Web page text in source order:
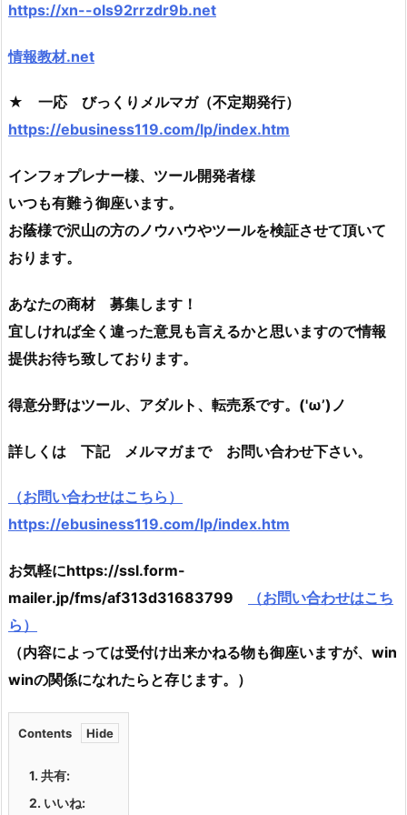
https://xn--ols92rrzdr9b.net
情報教材.net
★ 一応 びっくりメルマガ（不定期発行）
https://ebusiness119.com/lp/index.htm
インフォプレナー様、ツール開発者様
いつも有難う御座います。
お蔭様で沢山の方のノウハウやツールを検証させて頂いて
おります。
あなたの商材 募集します！
宜しければ全く違った意見も言えるかと思いますので情報
提供お待ち致しております。
得意分野はツール、アダルト、転売系です。('ω’)ノ
詳しくは 下記 メルマガまで お問い合わせ下さい。
（お問い合わせはこちら）
https://ebusiness119.com/lp/index.htm
お気軽にhttps://ssl.form-
mailer.jp/fms/af313d31683799
（お問い合わせはこち
ら）
（内容によっては受付け出来かねる物も御座いますが、win
winの関係になれたらと存じます。）
Contents
1. 共有:
2. いいね: